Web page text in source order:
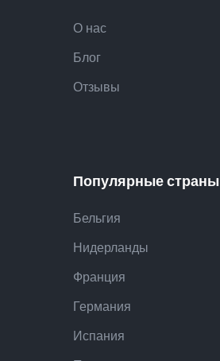
О нас
Блог
Отзывы
Популярные страны
Бельгия
Нидерланды
Франция
Германия
Испания